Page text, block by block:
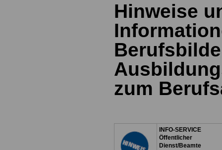
Hinweise
zum
INFO-SERVICE
Öffentlicher
Dienst/Beamte